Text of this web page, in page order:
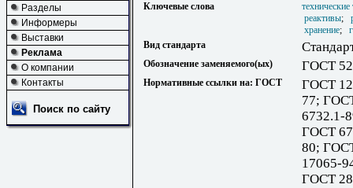
Разделы
Информеры
Выставки
Реклама
О компании
Контакты
Поиск по сайту
Ключевые слова
реактивы;
хранение;
Вид стандарта
Обозначение заменяемого(ых) ГОСТ
Нормативные ссылки на: ГОСТ
ГОСТ
77;
6732.1-
ГОСТ
80;
17065-
ГОСТ